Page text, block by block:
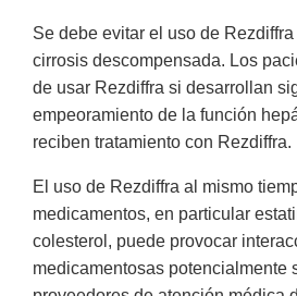
Se debe evitar el uso de
cirrosis descompensada. Los
de usar Rezdiffra si desarrollan
empeoramiento de la función
reciben tratamiento con Rezdiffra.
El uso de Rezdiffra al mismo
medicamentos, en particular
colesterol, puede provocar
medicamentosas potencialmente